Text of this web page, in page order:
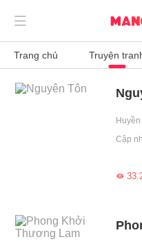

Trang chủ Truyện
Cập
